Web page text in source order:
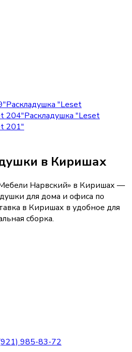
Раскладушка "Leset
204"Раскладушка "Leset
201"
в Киришах
Нарвский» в Киришах —
для дома и офиса по
в Киришах в удобное для
сборка.
985-83-72